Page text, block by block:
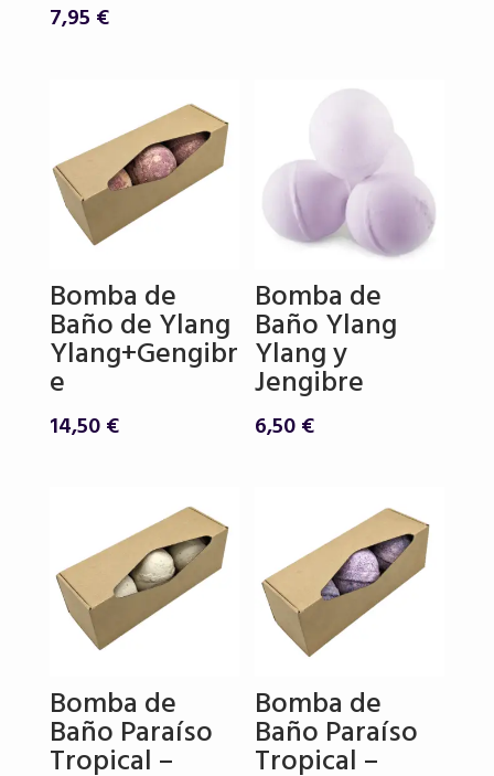
7,95 €
Bomba de
Baño de Ylang
Ylang+Gengibr
e
14,50€
Bomba de
Baño Ylang
Ylang y
Jengibre
6,50€
Bomba de
Baño Paraíso
Tropical –
Bomba de
Baño Paraíso
Tropical –